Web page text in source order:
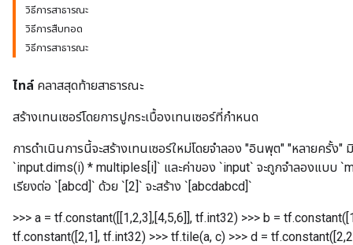
วิธีการสาธารณะ
วิธีการสืบทอด
วิธีการสาธารณะ
ไทล์ คลาสสุดท้ายสาธารณะ
สร้างเทนเซอร์โดยการปูกระเบื้องเทนเซอร์ที่กำหนด
การดำเนินการนี้จะสร้างเทนเซอร์ใหม่โดยจำลอง "อินพุต" "หลายครั้ง
`input.dims(i) * multiples[i]` และค่าของ `input` จะถูกจำลองแบบ
เรียงต่อ `[abcd]` ด้วย `[2]` จะสร้าง `[abcdabcd]`
>>> a = tf.constant([[1,2,3],[4,5,6]], tf.int32) >>> b =
tf.constant([2,1], tf.int32) >>> tf.tile(a, c) >>> d =